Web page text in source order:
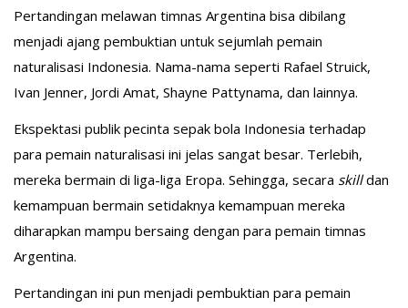
Pertandingan melawan timnas Argentina bisa dibilang
menjadi ajang pembuktian untuk sejumlah pemain
naturalisasi Indonesia. Nama-nama seperti Rafael Struick,
Ivan Jenner, Jordi Amat, Shayne Pattynama, dan lainnya.
Ekspektasi publik pecinta sepak bola Indonesia terhadap
para pemain naturalisasi ini jelas sangat besar. Terlebih,
mereka bermain di liga-liga Eropa. Sehingga, secara skilldan
kemampuan bermain setidaknya kemampuan mereka
diharapkan mampu bersaing dengan para pemain timnas
Argentina.
Pertandingan ini pun menjadi pembuktian para pemain